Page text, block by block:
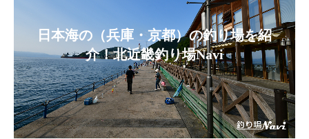
日本海の（兵庫・京都）の釣り場を紹
介！北近畿釣り場Navi